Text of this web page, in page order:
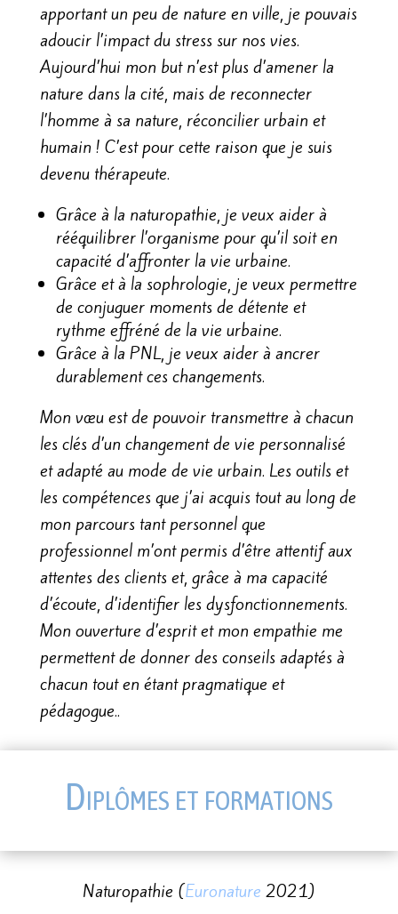
apportant un peu de nature en ville, je pouvais
adoucir l’impact du stress sur nos vies.
Aujourd’hui mon but n’est plus d’amener la
nature dans la cité, mais de reconnecter
l’homme à sa nature, réconcilier urbain et
humain ! C’est pour cette raison que je suis
devenu thérapeute.
Grâce à la naturopathie, je veux aider à
rééquilibrer l’organisme pour qu’il soit en
capacité d’affronter la vie urbaine.
Grâce et à la sophrologie, je veux permettre
de conjuguer moments de détente et
rythme effréné de la vie urbaine.
Grâce à la PNL, je veux aider à ancrer
durablement ces changements.
Mon vœu est de pouvoir transmettre à chacun
les clés d’un changement de vie personnalisé
et adapté au mode de vie urbain. Les outils et
les compétences que j’ai acquis tout au long de
mon parcours tant personnel que
professionnel m’ont permis d’être attentif aux
attentes des clients et, grâce à ma capacité
d’écoute, d’identifier les dysfonctionnements.
Mon ouverture d’esprit et mon empathie me
permettent de donner des conseils adaptés à
chacun tout en étant pragmatique et
pédagogue..
Diplômes et formations
Naturopathie (Euronature 2021)